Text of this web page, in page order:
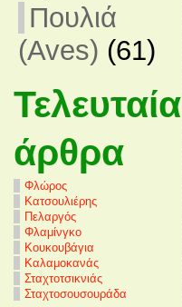
Πουλιά
(Aves) (61)
Τελευταία
άρθρα
Φλώρος
Κατσουλιέρης
Πελαργός
Φλαμίνγκο
Κουκουβάγια
Καλαμοκανάς
Σταχτοτσικνιάς
Σταχτοσουσουράδα